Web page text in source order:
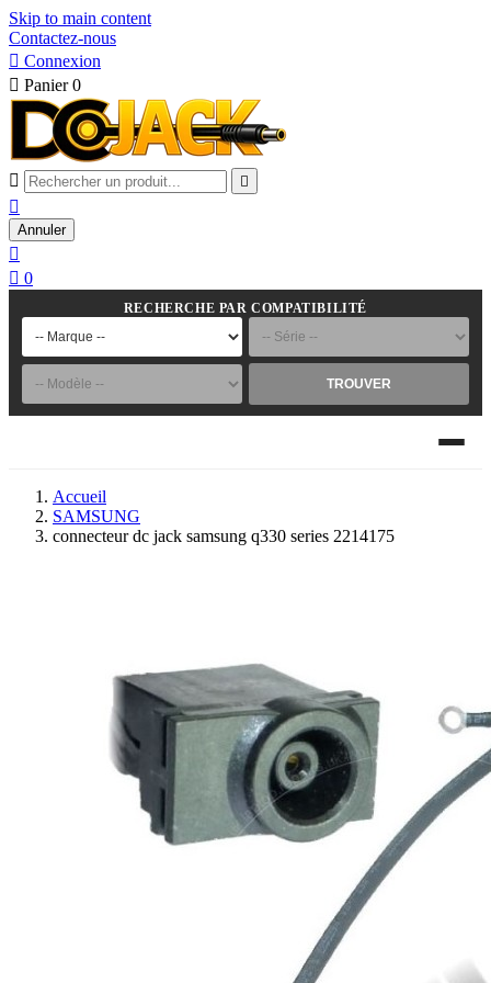
Skip to main content
Contactez-nous
 Connexion
 Panier 0
 

Annuler

 0
RECHERCHE PAR COMPATIBILITÉ
TROUVER
Accueil
SAMSUNG
connecteur dc jack samsung q330 series 2214175